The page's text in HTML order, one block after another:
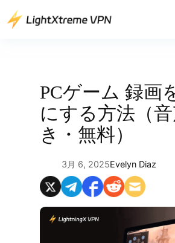
容
PCゲーム 録画
にする方法（
き・無料）
3月 6, 2025Evelyn Diaz